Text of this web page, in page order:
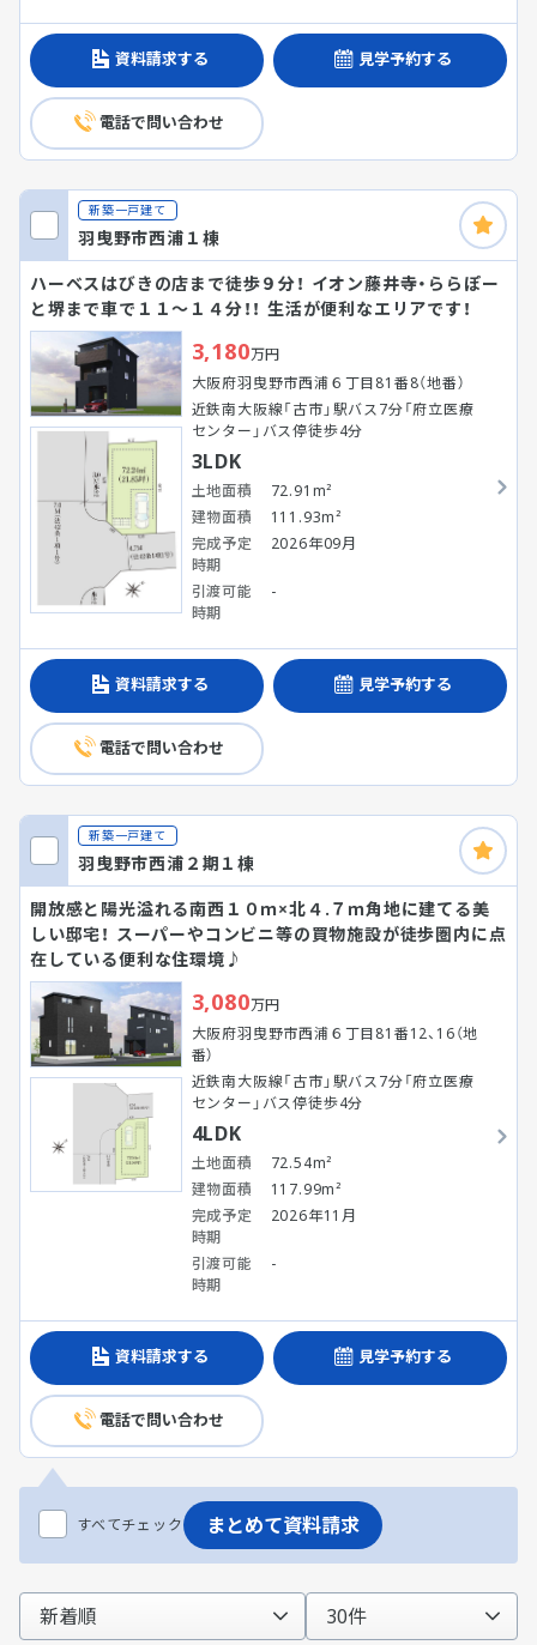
資料請求する 見学予約する
電話で問い合わせ
新築一戸建て
羽曳野市西浦１棟
ハーベスはびきの店まで徒歩９分！ イオン藤井寺・ららぽー
と堺まで車で１１～１４分！！ 生活が便利なエリアです！
3,180万円
大阪府羽曳野市西浦６丁目81番8（地番）
近鉄南大阪線「古市」駅バス7分「府立医療
センター」バス停徒歩4分
3LDK
土地面積
72.91m²
建物面積
111.93m²
完成予定
時期
2026年09月
引渡可能
時期
-
資料請求する 見学予約する
電話で問い合わせ
新築一戸建て
羽曳野市西浦２期１棟
開放感と陽光溢れる南西１０ｍ×北４.７ｍ角地に建てる美
しい邸宅！ スーパーやコンビニ等の買物施設が徒歩圏内に点
在している便利な住環境♪
3,080万円
大阪府羽曳野市西浦６丁目81番12、16（地
番）
近鉄南大阪線「古市」駅バス7分「府立医療
センター」バス停徒歩4分
4LDK
土地面積
72.54m²
建物面積
117.99m²
完成予定
時期
2026年11月
引渡可能
時期
-
資料請求する 見学予約する
電話で問い合わせ
すべてチェック まとめて資料請求